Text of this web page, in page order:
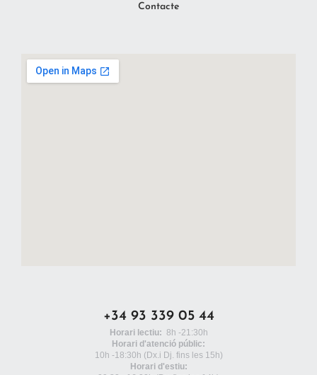
Contacte
+34 93 339 05 44
Horari lectiu: 8h -21:30h
Horari d'atenció públic:
10h -18:30h (Dx.i Dj. fins les 15h)
Horari d'estiu: